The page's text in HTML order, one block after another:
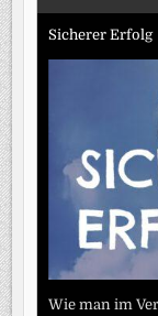
Sicherer Erfolg
Wie man im